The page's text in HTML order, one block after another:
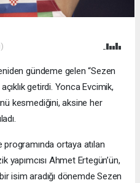
gündeme gelen “Sezen
getirdi. Yonca Evcimik,
kesmediğini, aksine her
programında ortaya atılan
Ahmet Ertegün’ün,
isim aradığı dönemde Sezen